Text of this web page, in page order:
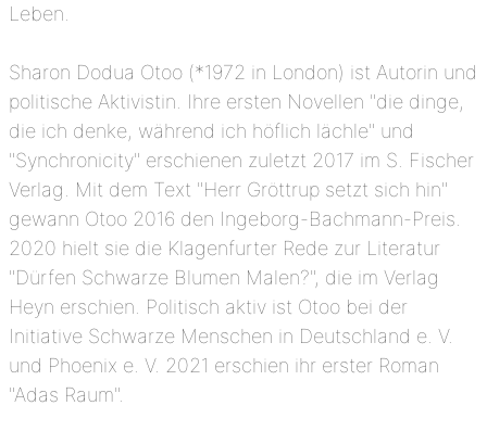
Leben.
Sharon Dodua Otoo (*1972 in London) ist Autorin und
politische Aktivistin. Ihre ersten Novellen "die dinge,
die ich denke, während ich höflich lächle" und
"Synchronicity" erschienen zuletzt 2017 im S. Fischer
Verlag. Mit dem Text "Herr Gröttrup setzt sich hin"
gewann Otoo 2016 den Ingeborg-Bachmann-Preis.
2020 hielt sie die Klagenfurter Rede zur Literatur
"Dürfen Schwarze Blumen Malen?", die im Verlag
Heyn erschien. Politisch aktiv ist Otoo bei der
Initiative Schwarze Menschen in Deutschland e. V.
und Phoenix e. V. 2021 erschien ihr erster Roman
"Adas Raum".